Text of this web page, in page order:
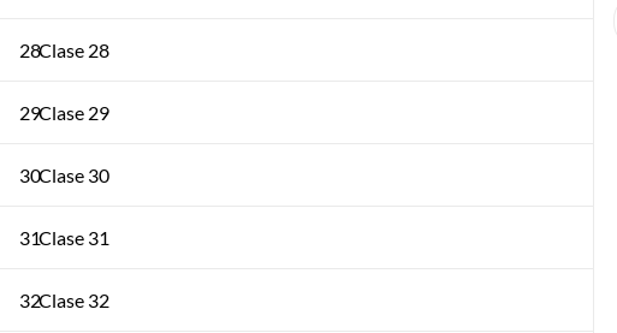
28Clase 28
29Clase 29
30Clase 30
31Clase 31
32Clase 32